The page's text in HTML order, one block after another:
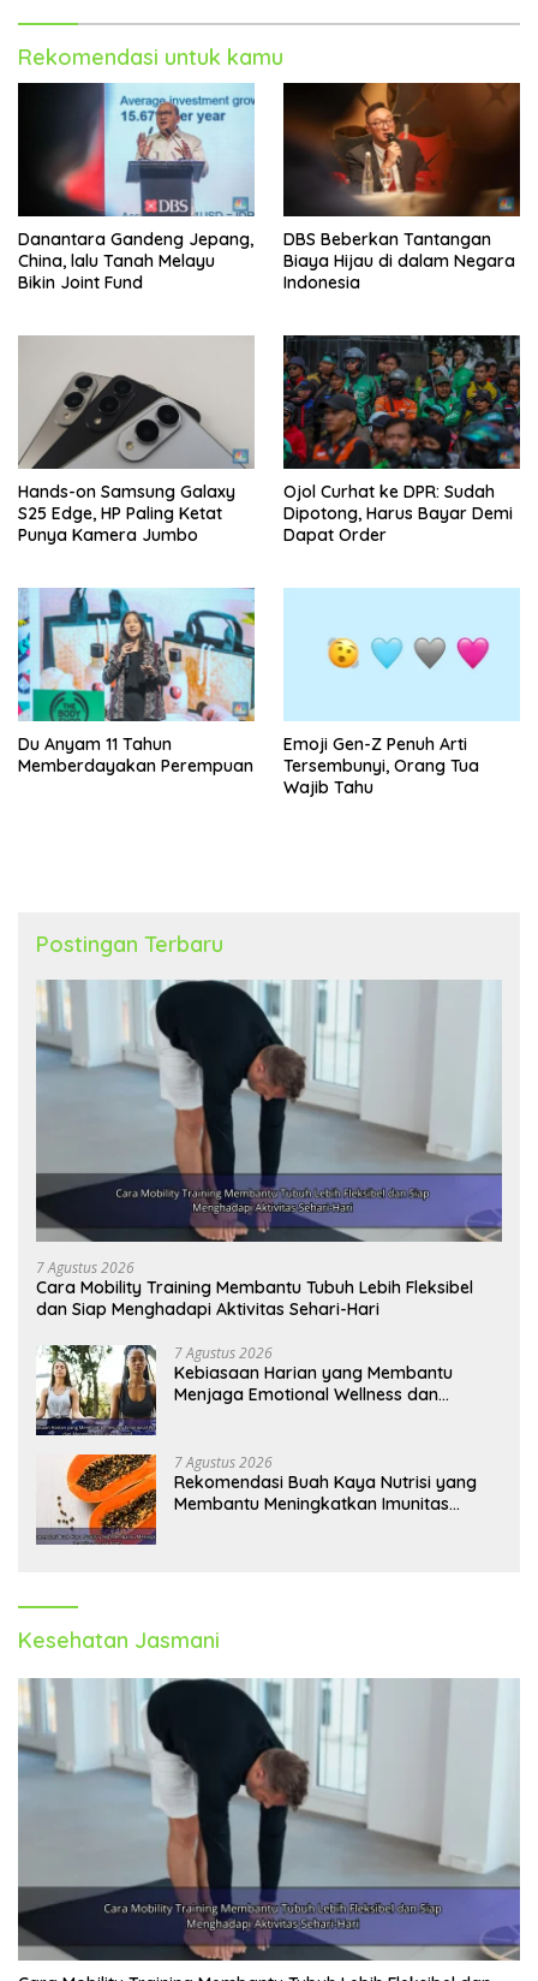
Rekomendasi untuk kamu
Danantara Gandeng Jepang,
China, lalu Tanah Melayu
Bikin Joint Fund
DBS Beberkan Tantangan
Biaya Hijau di dalam Negara
Indonesia
Hands-on Samsung Galaxy
S25 Edge, HP Paling Ketat
Punya Kamera Jumbo
Ojol Curhat ke DPR: Sudah
Dipotong, Harus Bayar Demi
Dapat Order
Du Anyam 11 Tahun
Memberdayakan Perempuan
Emoji Gen-Z Penuh Arti
Tersembunyi, Orang Tua
Wajib Tahu
Postingan Terbaru
7 Agustus 2026
Cara Mobility Training Membantu Tubuh Lebih Fleksibel
dan Siap Menghadapi Aktivitas Sehari-Hari
7 Agustus 2026
Kebiasaan Harian yang Membantu
Menjaga Emotional Wellness dan
7 Agustus 2026
Rekomendasi Buah Kaya Nutrisi yang
Membantu Meningkatkan Imunitas
Kesehatan Jasmani